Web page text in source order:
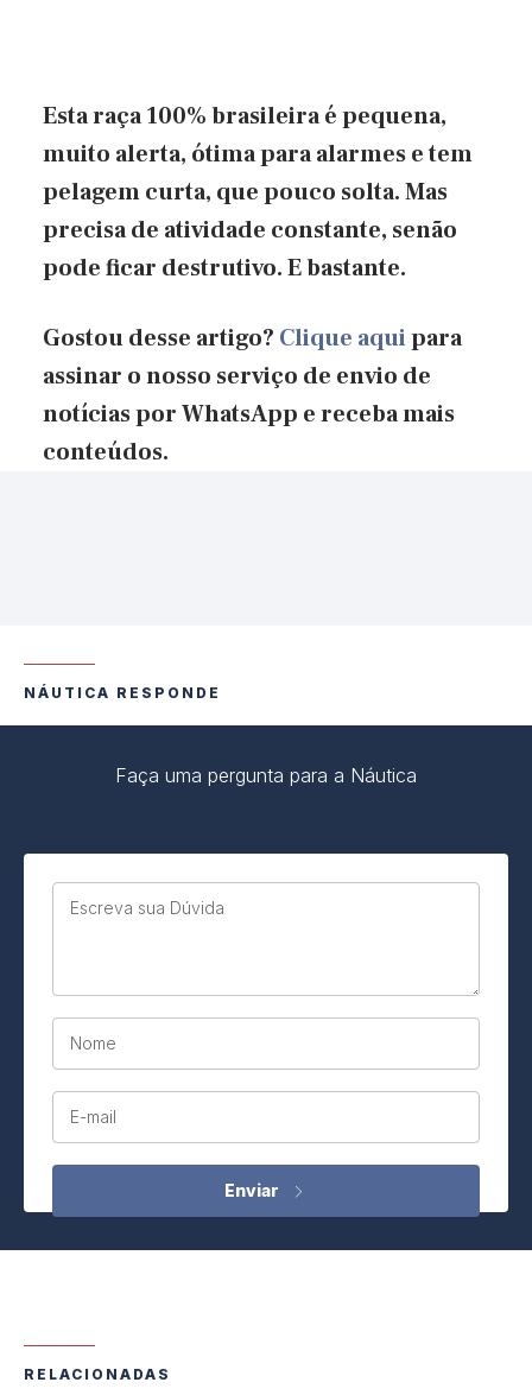
Esta raça 100% brasileira é pequena,
muito alerta, ótima para alarmes e tem
pelagem curta, que pouco solta. Mas
precisa de atividade constante, senão
pode ficar destrutivo. E bastante.
Gostou desse artigo? Clique aquipara
assinar o nosso serviço de envio de
notícias por WhatsApp e receba mais
conteúdos.
NÁUTICA RESPONDE
Faça uma pergunta para a Náutica
Escreva sua Dúvida
Nome
E-mail
RELACIONADAS